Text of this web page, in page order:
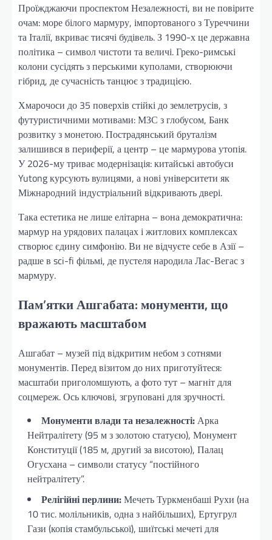
Проїжджаючи проспектом Незалежності, ви не повірите
очам: море білого мармуру, імпортованого з Туреччини
та Італії, вкриває тисячі будівель. З 1990-х це державна
політика – символ чистоти та величі. Греко-римські
колони сусідять з перськими куполами, створюючи
гібрид, де сучасність танцює з традицією.
Хмарочоси до 35 поверхів стійкі до землетрусів, з
футуристичними мотивами: МЗС з глобусом, Банк
розвитку з монетою. Пострадянський бруталізм
залишився в периферії, а центр – це мармурова утопія.
У 2026-му триває модернізація: китайські автобуси
Yutong курсують вулицями, а нові університети як
Міжнародний індустріальний відкривають двері.
Така естетика не лише елітарна – вона демократична:
мармур на урядових палацах і житлових комплексах
створює єдину симфонію. Ви не відчуєте себе в Азії –
радше в sci-fi фільмі, де пустеля народила Лас-Вегас з
мармуру.
Пам’ятки Ашгабата: монументи, що
вражають масштабом
Ашгабат – музей під відкритим небом з сотнями
монументів. Перед візитом до них приготуйтеся:
масштаби приголомшують, а фото тут – магніт для
соцмереж. Ось ключові, згруповані для зручності.
Монументи влади та незалежності:Арка
Нейтралітету (95 м з золотою статуєю), Монумент
Конституції (185 м, другий за висотою), Палац
Огусхана – символи статусу “постійного
нейтралітету”.
Релігійні перлини:Мечеть Туркменбаші Рухи (на
10 тис. молільників, одна з найбільших), Ертугрул
Гази (копія стамбульської), шиїтські мечеті для